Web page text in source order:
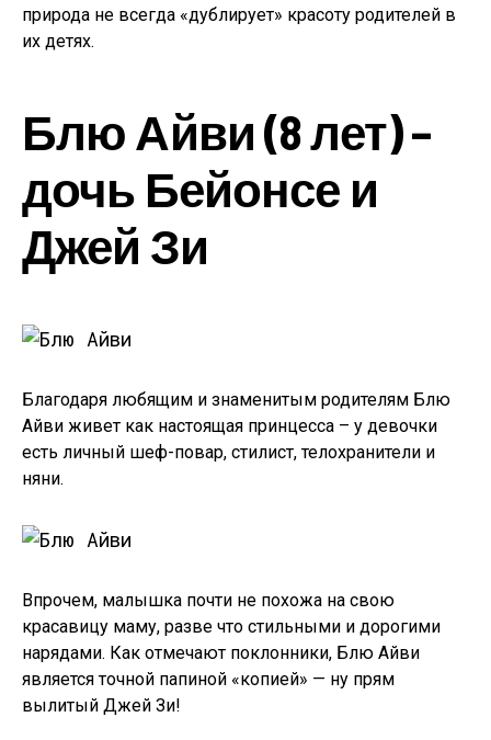
природа не всегда «дублирует» красоту родителей в
их детях.
Блю Айви (8 лет) –
дочь Бейонсе и
Джей Зи
Благодаря любящим и знаменитым родителям Блю
Айви живет как настоящая принцесса – у девочки
есть личный шеф-повар, стилист, телохранители и
няни.
Впрочем, малышка почти не похожа на свою
красавицу маму, разве что стильными и дорогими
нарядами. Как отмечают поклонники, Блю Айви
является точной папиной «копией» — ну прям
вылитый Джей Зи!